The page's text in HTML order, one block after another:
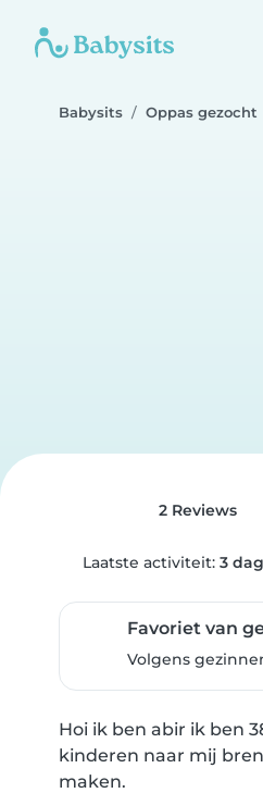
Babysits Oppas gezocht
2 Reviews
Laatste activiteit: 3
Favoriet van
Volgens
Hoi ik ben abir ik ben
kinderen naar mij
maken.